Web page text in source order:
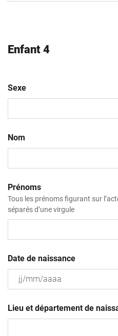
Enfant 4
Sexe
Nom
Prénoms
Tous les prénoms figurant sur
séparés d’une virgule
Date de naissance
slash
MM
Lieu et département de